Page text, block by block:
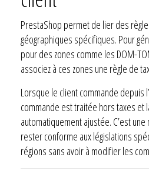
PrestaShop permet de lier des
géographiques spécifiques. Pour
pour des zones comme les DOM-
associez à ces zones une règle de
Lorsque le client commande depuis
commande est traitée hors taxes et
automatiquement ajustée. C’est
rester conforme aux législations
régions sans avoir à modifier les